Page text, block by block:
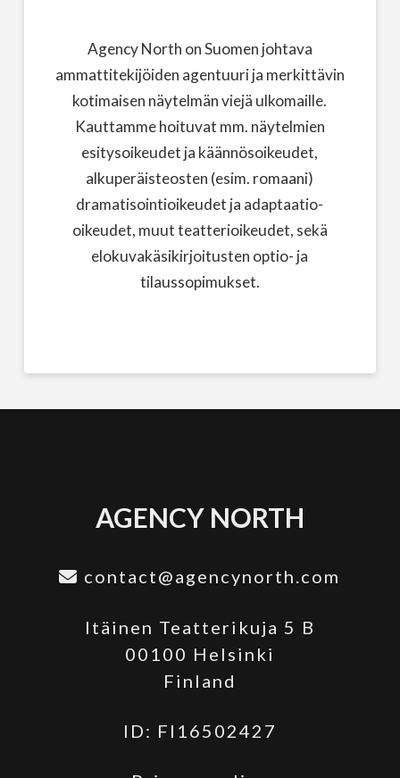
Agency North on Suomen johtava
ammattitekijöiden agentuuri ja merkittävin
kotimaisen näytelmän viejä ulkomaille.
Kauttamme hoituvat mm. näytelmien
esitysoikeudet ja käännösoikeudet,
alkuperäisteosten (esim. romaani)
dramatisointioikeudet ja adaptaatio-
oikeudet, muut teatterioikeudet, sekä
elokuvakäsikirjoitusten optio- ja
tilaussopimukset.
AGENCY NORTH
contact@agencynorth.com
Itäinen Teatterikuja 5 B
00100 Helsinki
Finland
ID: FI16502427